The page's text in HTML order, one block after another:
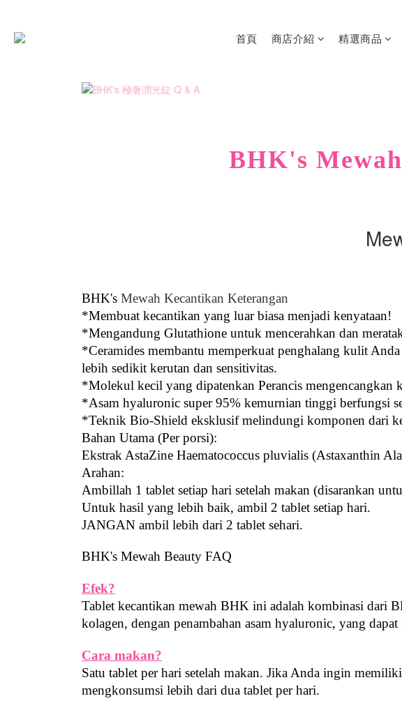
首頁 商店介紹 精選商品
BHK's
BHK's Mewah Kecantikan Keterangan
*Membuat kecantikan yang luar biasa menjadi kenyataan!
*Mengandung Glutathione untuk mencerahkan dan
*Ceramides membantu memperkuat penghalang kulit
lebih sedikit kerutan dan sensitivitas.
*Molekul kecil yang dipatenkan Perancis
*Asam hyaluronic super 95% kemurnian tinggi berfungsi
*Teknik Bio-Shield eksklusif melindungi komponen dari
Bahan Utama (Per porsi):
Ekstrak AstaZine Haematococcus pluvialis (Astaxanthin
Arahan:
Ambillah 1 tablet setiap hari setelah makan (disarankan
Untuk hasil yang lebih baik, ambil 2 tablet setiap hari.
JANGAN ambil lebih dari 2 tablet sehari.
BHK's Mewah Beauty FAQ
Efek?
Tablet kecantikan mewah BHK ini adalah kombinasi dari
kolagen, dengan penambahan asam hyaluronic, yang
Cara makan?
Satu tablet per hari setelah makan. Jika Anda ingin
mengkonsumsi lebih dari dua tablet per hari.